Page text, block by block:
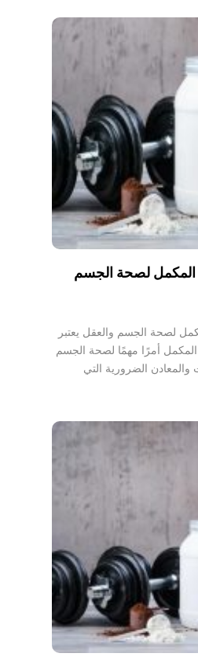
المكمل لصحة الجسم
لصحة الجسم والعقل يعتبر
المكمل أمرًا مهمًا لصحة الجسم
والمعادن الضرورية التي